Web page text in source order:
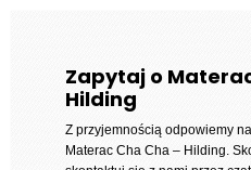
Zapytaj o
Hilding
Z przyjemnością odpowiemy
Materac Cha Cha – Hilding.